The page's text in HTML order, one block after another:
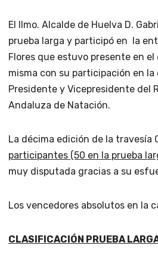
El Ilmo. Alcalde de Huelva D.
prueba larga y participó en la
Flores que estuvo presente en
misma con su participación en
Presidente y Vicepresidente del
Andaluza de Natación.
La décima edición de la
participantes (50 en la prueba
muy disputada gracias a su
Los vencedores absolutos en la
CLASIFICACIÓN PRUEBA